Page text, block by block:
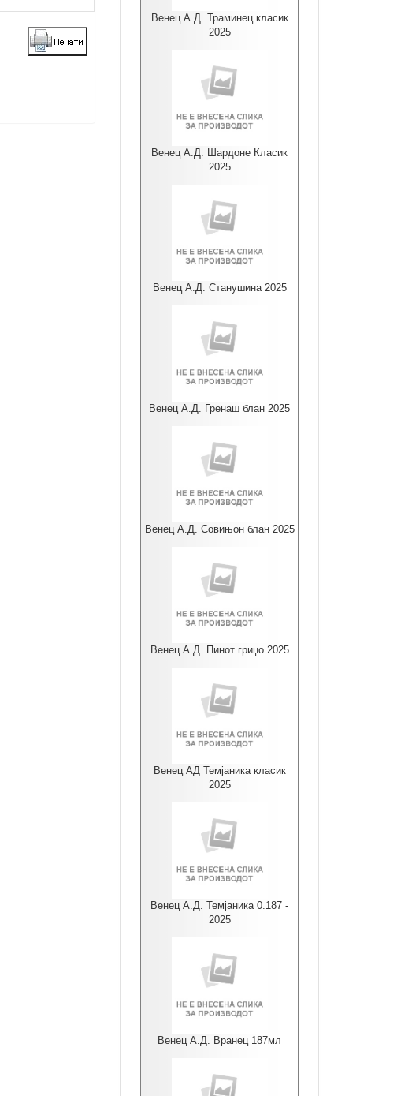
Венец А.Д. Траминец класик
2025
Венец А.Д. Шардоне Класик
2025
Венец А.Д. Станушина 2025
Венец А.Д. Гренаш блан 2025
Венец А.Д. Совињон блан 2025
Венец А.Д. Пинот гриџо 2025
Венец АД Темјаника класик
2025
Венец А.Д. Темјаника 0.187 -
2025
Венец А.Д. Вранец 187мл